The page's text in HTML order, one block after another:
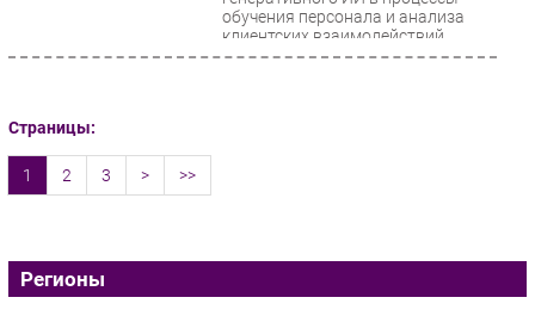
обучения персонала и анализа
клиентских взаимодействий
выводит решение в число самых...
Страницы:
1 2 3 > >>
Регионы